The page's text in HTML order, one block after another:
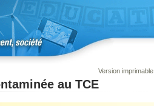
Version imprimable
au TCE